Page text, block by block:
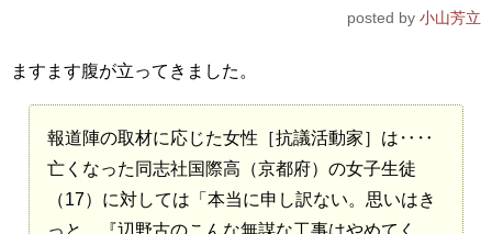
小山芳立
ますます腹が立ってきました。
報道陣の取材に応じた女性［抗議活動家］は‥‥
亡くなった同志社国際高（京都府）の女子生徒
（17）に対しては「本当に申し訳ない。思いはき
っと、『辺野古のこんな無謀な工事はやめてく